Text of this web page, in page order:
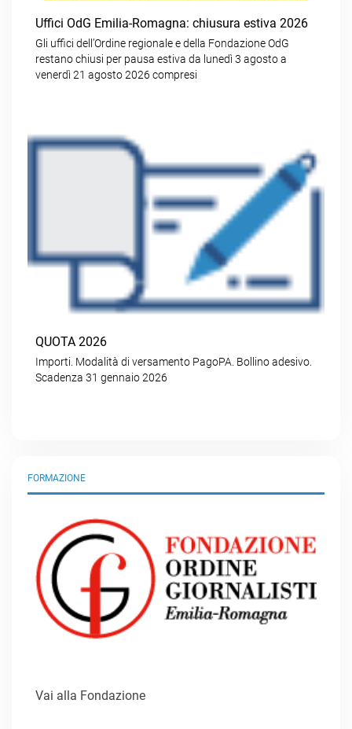
Uffici OdG Emilia-Romagna: chiusura estiva 2026
Gli uffici dell’Ordine regionale e della Fondazione OdG
restano chiusi per pausa estiva da lunedì 3 agosto a
venerdì 21 agosto 2026 compresi
QUOTA 2026
Importi. Modalità di versamento PagoPA. Bollino adesivo.
Scadenza 31 gennaio 2026
FORMAZIONE
Vai alla Fondazione